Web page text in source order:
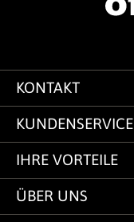
KONTAKT
KUNDENSERVICE
IHRE VORTEILE
ÜBER UNS